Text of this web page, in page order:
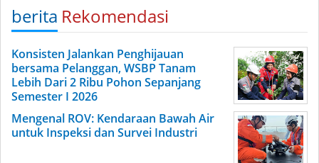
berita Rekomendasi
Konsisten Jalankan Penghijauan
bersama Pelanggan, WSBP Tanam
Lebih Dari 2 Ribu Pohon Sepanjang
Semester I 2026
Mengenal ROV: Kendaraan Bawah Air
untuk Inspeksi dan Survei Industri